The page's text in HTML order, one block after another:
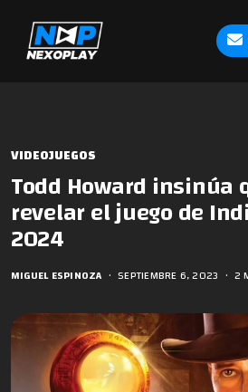
VIDEOJUEGOS
Todd Howard insinúa
revelar el juego de
2024
MIGUEL ESPINOZA • SEPTIEMBRE 6, 2023 • 2